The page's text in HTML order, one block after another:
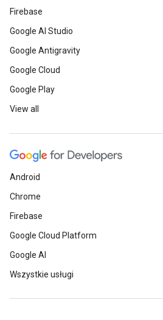
Firebase
Google AI Studio
Google Antigravity
Google Cloud
Google Play
View all
Android
Chrome
Firebase
Google Cloud Platform
Google AI
Wszystkie usługi